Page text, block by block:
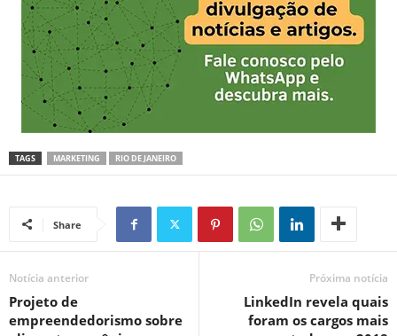
TAGS MARKETING RIO DE JANEIRO
Share
Notícia anterior
Projeto de
empreendedorismo sobre
Próxima notícia
LinkedIn revela quais
foram os cargos mais